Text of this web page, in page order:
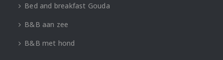
Bed and breakfast Gouda
B&B aan zee
B&B met hond